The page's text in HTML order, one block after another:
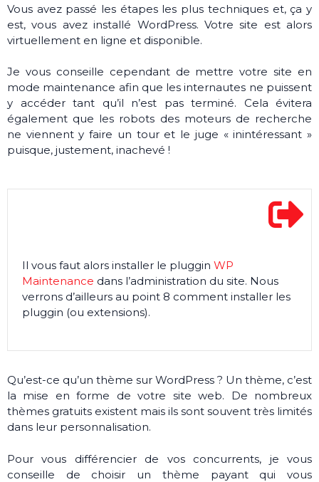
Vous avez passé les étapes les plus techniques et, ça y
est, vous avez installé WordPress. Votre site est alors
virtuellement en ligne et disponible.
Je vous conseille cependant de mettre votre site en
mode maintenance afin que les internautes ne puissent
y accéder tant qu’il n’est pas terminé. Cela évitera
également que les robots des moteurs de recherche
ne viennent y faire un tour et le juge « inintéressant »
puisque, justement, inachevé !
Il vous faut alors installer le pluggin WP
Maintenance dans l’administration du site. Nous
verrons d’ailleurs au point 8 comment installer les
pluggin (ou extensions).
Qu’est-ce qu’un thème sur WordPress ? Un thème, c’est
la mise en forme de votre site web. De nombreux
thèmes gratuits existent mais ils sont souvent très limités
dans leur personnalisation.
Pour vous différencier de vos concurrents, je vous
conseille de choisir un thème payant qui vous